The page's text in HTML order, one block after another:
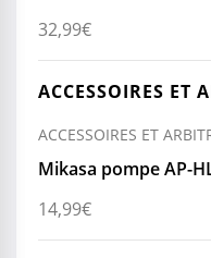
32,99€
ACCESSOIRES ET
ACCESSOIRES ET
Mikasa pompe AP-
14,99€